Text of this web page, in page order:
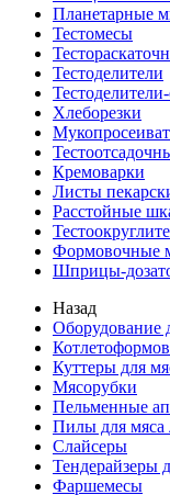
Планетарные
Тестомесы
Тестоделители
Хлеборезки
Кремоварки
Листы
Расстойные
Формовочные
Шприцы-
Назад
Оборудование
Куттеры для
Мясорубки
Пельменные
Пилы для мяса
Слайсеры
Тендерайзеры
Фаршемесы